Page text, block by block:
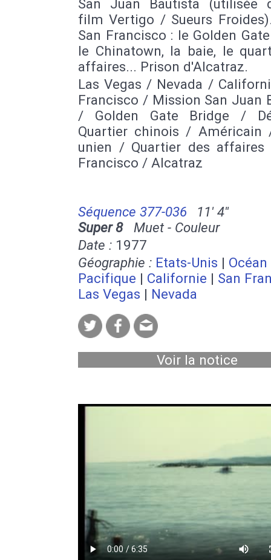
San Juan Bautista (utilisée
film Vertigo / Sueurs
San Francisco : le Golden
le Chinatown, la baie, le
affaires... Prison d'Alcatraz.
Las Vegas / Nevada /
Francisco / Mission San Juan
/ Golden Gate Bridge /
Quartier chinois / Américain
unien / Quartier des affaires
Francisco / Alcatraz
Séquence 377-036
11' 4''
Super 8Muet - Couleur
Date : 1977
Géographie : Etats-Unis | Océan
Pacifique | Californie | San
Las Vegas | Nevada
Voir la notice